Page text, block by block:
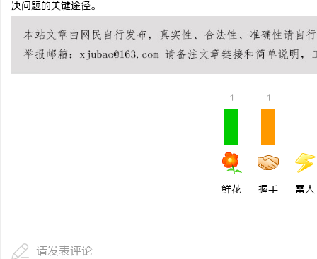
决问题的关键途径。
1
鲜花
1
握手 雷人
请发表评论
视觉激光打标系列：精